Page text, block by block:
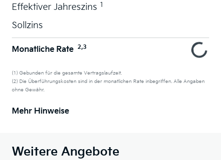
Effektiver Jahreszins 1
Sollzins
Monatliche Rate 2,3
(1) Gebunden für die gesamte Vertragslaufzeit.
(2) Die Überführungskosten sind in der monatlichen Rate inbegriffen. Alle Angaben
ohne Gewähr.
Mehr Hinweise
Weitere Angebote